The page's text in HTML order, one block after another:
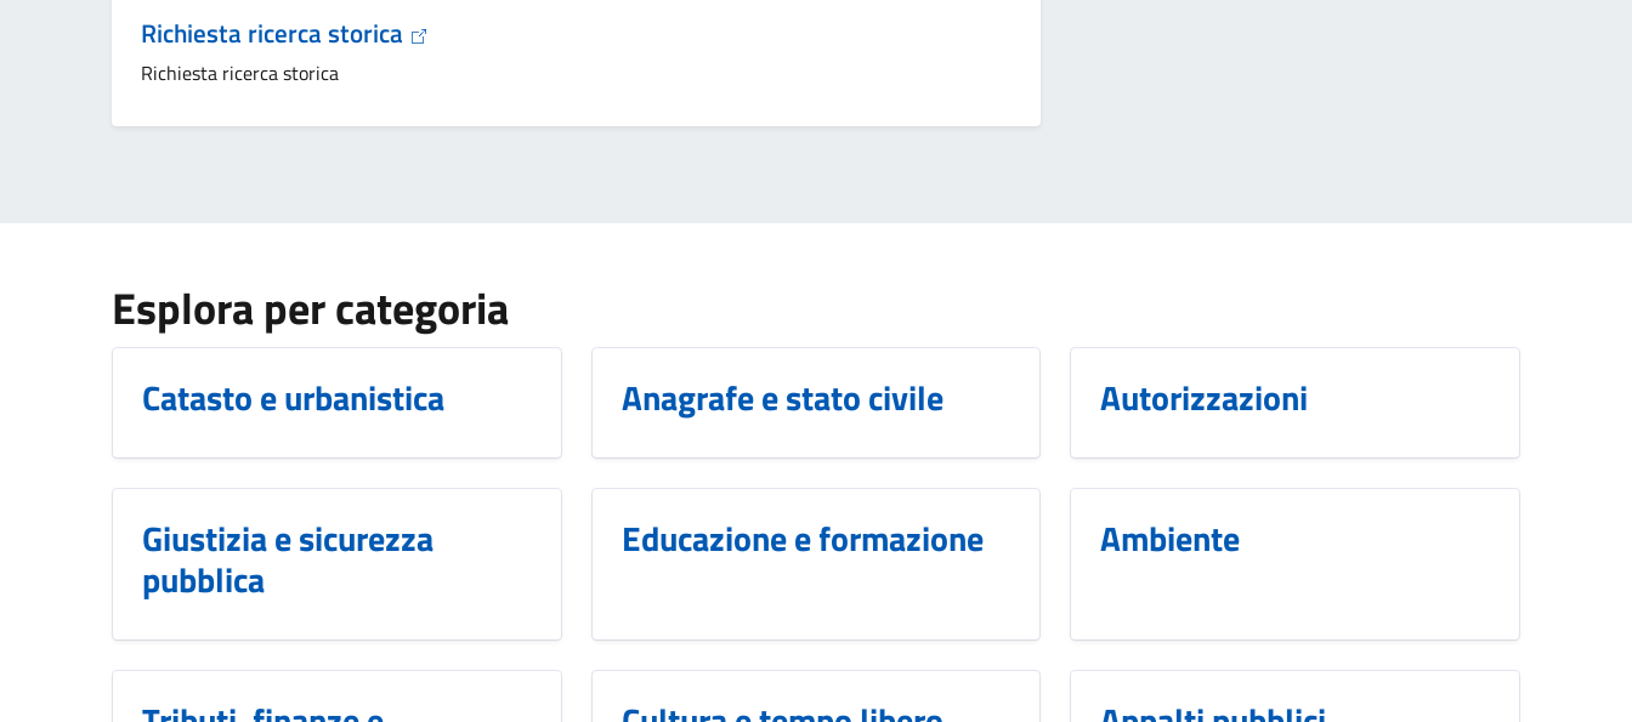
Richiesta ricerca storica
Richiesta ricerca storica
Esplora per categoria
Catasto e urbanistica Anagrafe e stato civile Autorizzazioni
Giustizia e sicurezza
pubblica
Educazione e formazione Ambiente